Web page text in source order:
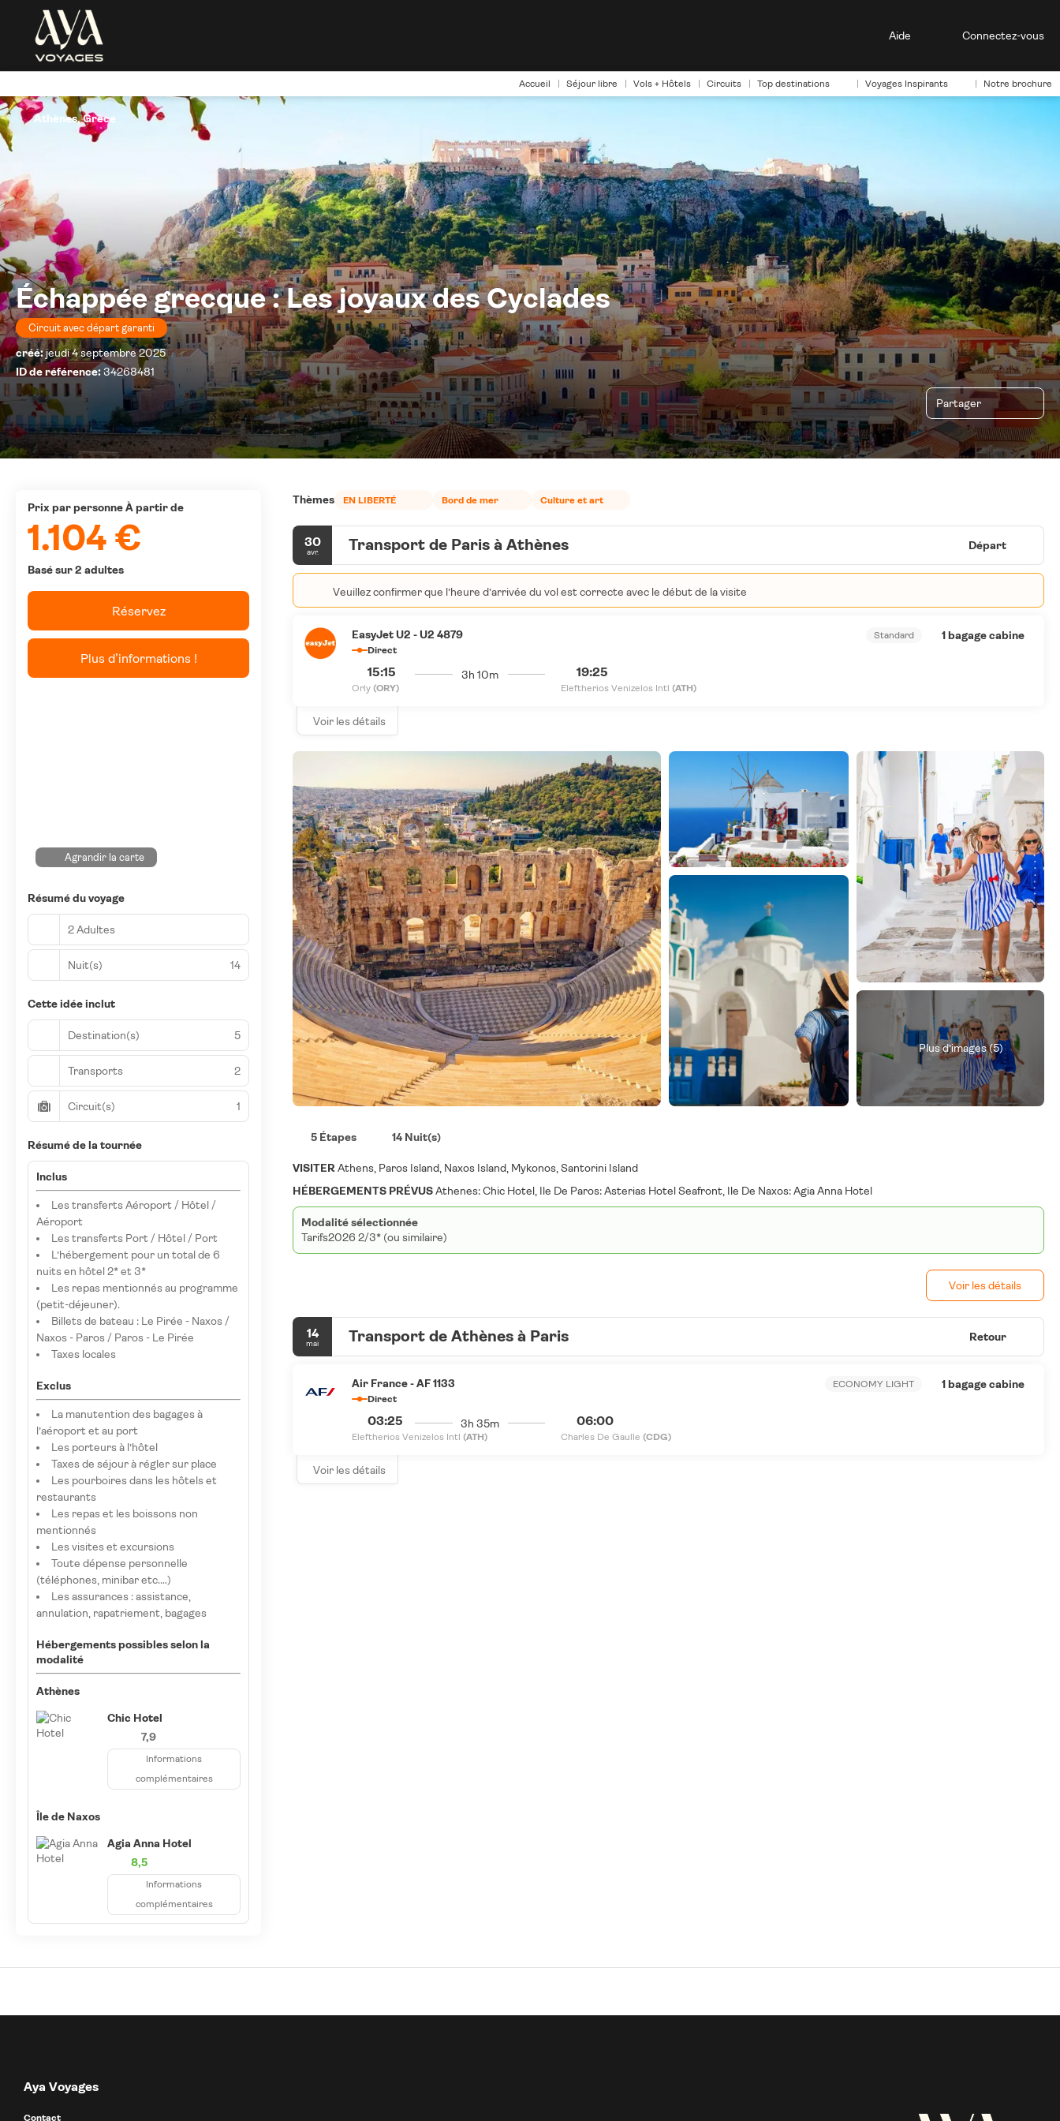
Aide Connectez-vous
Accueil Séjour libre Vols + Hôtels Circuits Top destinations Voyages Inspirants Notre brochure
Échappée grecque : Les joyaux des Cyclades
Circuit avec départ garanti
créé:jeudi 4 septembre 2025
ID de référence:34268481
Partager
Athènes, Grèce
Thèmes EN LIBERTÉ Bord de mer Culture et art
30
avr. Transport de Paris à Athènes Départ
Veuillez confirmer que l’heure d’arrivée du vol est correcte avec le début de la visite
EasyJet U2 - U2 4879
Direct
15:15
Orly (ORY)
3h 10m 19:25
Eleftherios Venizelos Intl (ATH)
Standard 1 bagage cabine
Voir les détails
Plus d’images (5)
5 Étapes 14 Nuit(s)
VISITERAthens, Paros Island, Naxos Island, Mykonos, Santorini Island
HÉBERGEMENTS PRÉVUSAthenes: Chic Hotel, Ile De Paros: Asterias Hotel Seafront, Ile De Naxos: Agia Anna Hotel
Modalité sélectionnée
Tarifs2026 2/3* (ou similaire)
Voir les détails
14
mai Transport de Athènes à Paris Retour
Air France - AF 1133
Direct
03:25
Eleftherios Venizelos Intl (ATH)
3h 35m 06:00
Charles De Gaulle (CDG)
ECONOMY LIGHT 1 bagage cabine
Voir les détails
prix par personne À partir de
1.104 €
Basé sur 2 adultes
Réservez
Plus d’informations !
Agrandir la carte
Résumé du voyage
2 Adultes
Nuit(s) 14
Cette idée inclut
Destination(s) 5
Transports 2
Circuit(s) 1
Résumé de la tournée
Inclus
Les transferts Aéroport / Hôtel /
Aéroport
Les transferts Port / Hôtel / Port
L’hébergement pour un total de 6
nuits en hôtel 2* et 3*
Les repas mentionnés au programme
(petit-déjeuner).
Billets de bateau : Le Pirée - Naxos /
Naxos - Paros / Paros - Le Pirée
Taxes locales
Exclus
La manutention des bagages à
l’aéroport et au port
Les porteurs à l’hôtel
Taxes de séjour à régler sur place
Les pourboires dans les hôtels et
restaurants
Les repas et les boissons non
mentionnés
Les visites et excursions
Toute dépense personnelle
(téléphones, minibar etc.…)
Les assurances : assistance,
annulation, rapatriement, bagages
Hébergements possibles selon la
modalité
Athènes
Chic Hotel
7,9
Informations
complémentaires
Île de Naxos
Agia Anna Hotel
8,5
Informations
complémentaires
Aya Voyages
Contact